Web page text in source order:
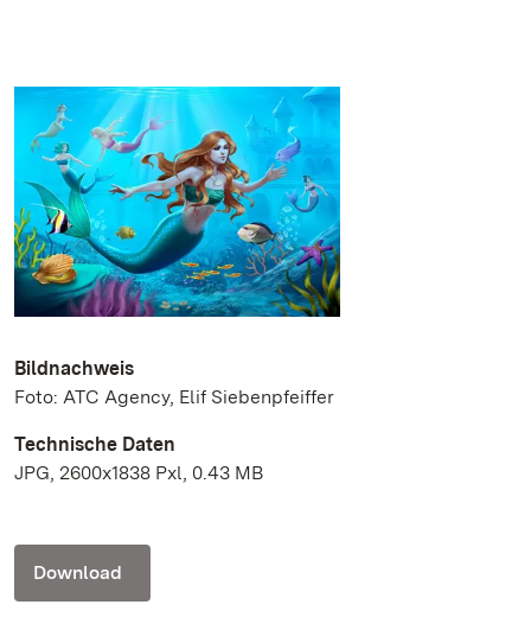
Bildnachweis
Foto: ATC Agency, Elif Siebenpfeiffer
Technische Daten
JPG, 2600x1838 Pxl, 0.43 MB
Download